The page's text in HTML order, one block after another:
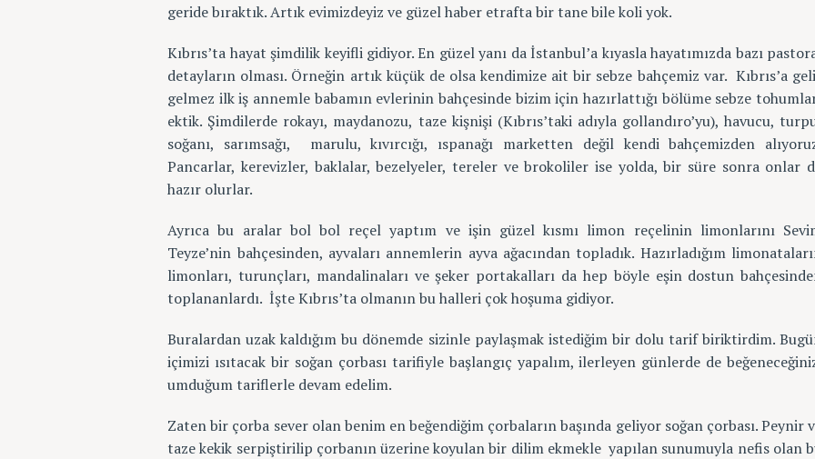
geride bıraktık. Artık evimizdeyiz ve güzel haber etrafta bir tane bile koli yok.
Kıbrıs’ta hayat şimdilik keyifli gidiyor. En güzel yanı da İstanbul’a kıyasla hayatımızda bazı
detayların olması. Örneğin artık küçük de olsa kendimize ait bir sebze bahçemiz var. Kıbrıs’a
gelmez ilk iş annemle babamın evlerinin bahçesinde bizim için hazırlattığı bölüme sebze
ektik. Şimdilerde rokayı, maydanozu, taze kişnişi (Kıbrıs’taki adıyla gollandıro’yu), havucu,
soğanı, sarımsağı, marulu, kıvırcığı, ıspanağı marketten değil kendi bahçemizden
Pancarlar, kerevizler, baklalar, bezelyeler, tereler ve brokoliler ise yolda, bir süre sonra onlar
hazır olurlar.
Ayrıca bu aralar bol bol reçel yaptım ve işin güzel kısmı limon reçelinin limonlarını
Teyze’nin bahçesinden, ayvaları annemlerin ayva ağacından topladık. Hazırladığım
limonları, turunçları, mandalinaları ve şeker portakalları da hep böyle eşin dostun
toplananlardı. İşte Kıbrıs’ta olmanın bu halleri çok hoşuma gidiyor.
Buralardan uzak kaldığım bu dönemde sizinle paylaşmak istediğim bir dolu tarif biriktirdim.
içimizi ısıtacak bir soğan çorbası tarifiyle başlangıç yapalım, ilerleyen günlerde de
umduğum tariflerle devam edelim.
Zaten bir çorba sever olan benim en beğendiğim çorbaların başında geliyor soğan çorbası. Peynir
taze kekik serpiştirilip çorbanın üzerine koyulan bir dilim ekmekle yapılan sunumuyla nefis olan